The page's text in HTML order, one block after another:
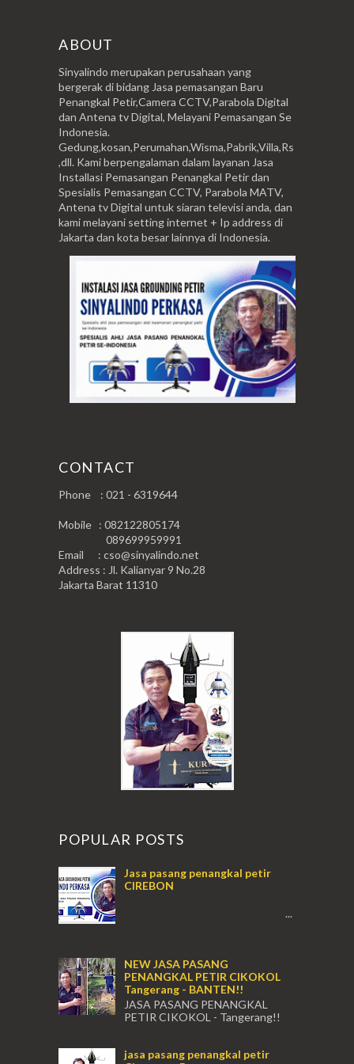
ABOUT
Sinyalindo merupakan perusahaan yang
bergerak di bidang Jasa pemasangan Baru
Penangkal Petir,Camera CCTV,Parabola Digital
dan Antena tv Digital, Melayani Pemasangan Se
Indonesia.
Gedung,kosan,Perumahan,Wisma,Pabrik,Villa,Rs
,dll. Kami berpengalaman dalam layanan Jasa
Installasi Pemasangan Penangkal Petir dan
Spesialis Pemasangan CCTV, Parabola MATV,
Antena tv Digital untuk siaran televisi anda, dan
kami melayani setting internet + Ip address di
Jakarta dan kota besar lainnya di Indonesia.
CONTACT
Phone : 021 - 6319644
Mobile : 082122805174
089699959991
Email : cso@sinyalindo.net
Address : Jl. Kalianyar 9 No.28
Jakarta Barat 11310
POPULAR POSTS
Jasa pasang penangkal petir
CIREBON
...
NEW JASA PASANG
PENANGKAL PETIR CIKOKOL
Tangerang - BANTEN!!
JASA PASANG PENANGKAL
PETIR CIKOKOL - Tangerang!!
CIKOKOL TANGERANG ...
jasa pasang penangkal petir